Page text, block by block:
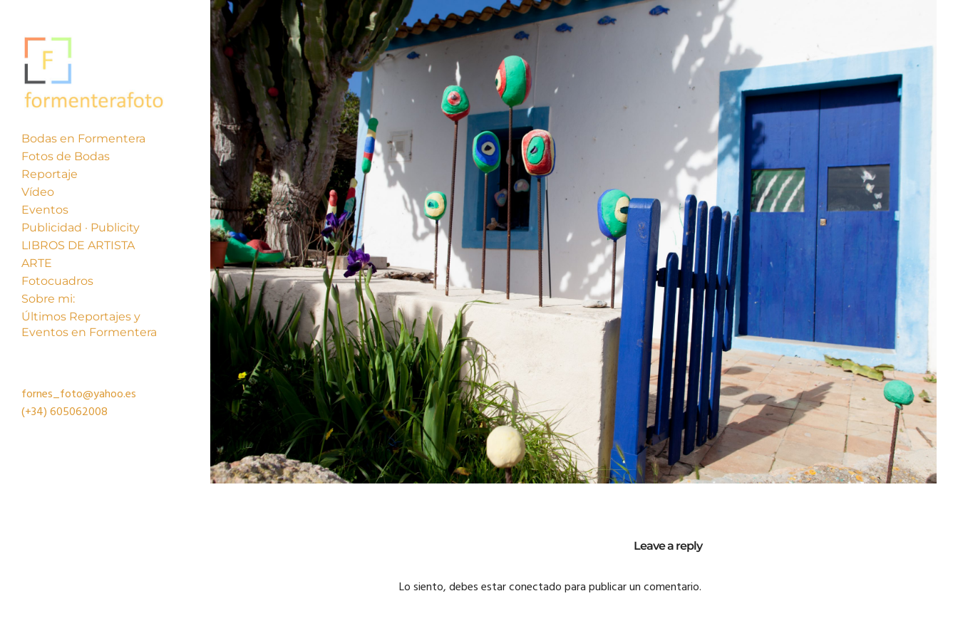
Bodas en Formentera
Fotos de Bodas
Reportaje
Vídeo
Eventos
Publicidad · Publicity
LIBROS DE ARTISTA
ARTE
Fotocuadros
Sobre mi:
Últimos Reportajes y
Eventos en Formentera
fornes_foto@yahoo.es
(+34)605062008
Leave a reply
Lo siento, debes estarconectadopara publicar un comentario.